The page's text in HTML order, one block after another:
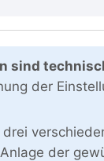
sind
der
drei
der